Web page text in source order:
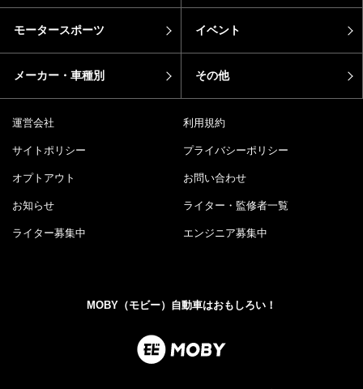
モータースポーツ イベント
メーカー・車種別 その他
運営会社 利用規約
サイトポリシー プライバシーポリシー
オプトアウト お問い合わせ
お知らせ ライター・監修者一覧
ライター募集中 エンジニア募集中
MOBY（モビー）自動車はおもしろい！